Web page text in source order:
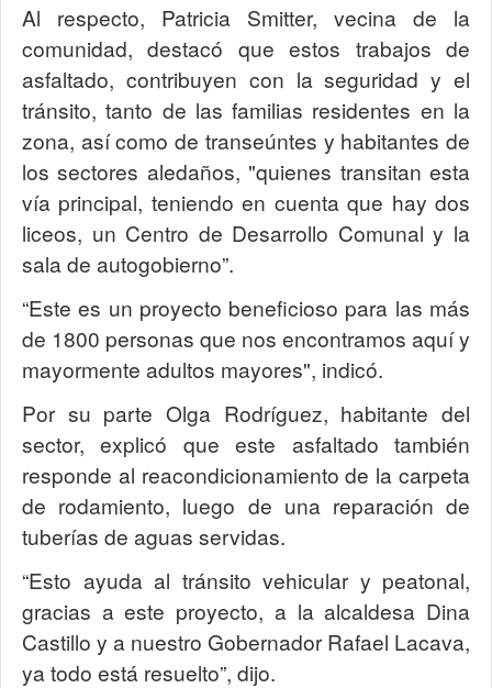
Al respecto, Patricia Smitter, vecina de la
comunidad, destacó que estos trabajos de
asfaltado, contribuyen con la seguridad y el
tránsito, tanto de las familias residentes en la
zona, así como de transeúntes y habitantes de
los sectores aledaños, "quienes transitan esta
vía principal, teniendo en cuenta que hay dos
liceos, un Centro de Desarrollo Comunal y la
sala de autogobierno”.
“Este es un proyecto beneficioso para las más
de 1800 personas que nos encontramos aquí y
mayormente adultos mayores", indicó.
Por su parte Olga Rodríguez, habitante del
sector, explicó que este asfaltado también
responde al reacondicionamiento de la carpeta
de rodamiento, luego de una reparación de
tuberías de aguas servidas.
“Esto ayuda al tránsito vehicular y peatonal,
gracias a este proyecto, a la alcaldesa Dina
Castillo y a nuestro Gobernador Rafael Lacava,
ya todo está resuelto”, dijo.